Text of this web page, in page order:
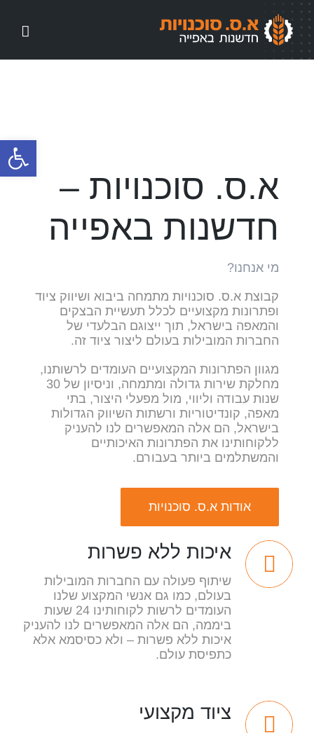
פתח
דלג
לתוכן
א.ס. סוכנויות –
חדשנות באפייה
מי אנחנו?
קבוצת א.ס. סוכנויות מתמחה ביבוא ושיווק ציוד
ופתרונות מקצועיים לכלל תעשיית הבצקים
והמאפה בישראל, תוך ייצוגם הבלעדי של
החברות המובילות בעולם ליצור ציוד זה.
מגוון הפתרונות המקצועיים העומדים לרשותנו,
מחלקת שירות גדולה ומתמחה, וניסיון של 30
שנות עבודה וליווי, מול מפעלי היצור, בתי
מאפה, קונדיטוריות ורשתות השיווק הגדולות
בישראל, הם אלה המאפשרים לנו להעניק
ללקוחותינו את הפתרונות האיכותיים
והמשתלמים ביותר בעבורם.
אודות א.ס. סוכנויות
איכות ללא פשרות
שיתוף פעולה עם החברות המובילות
בעולם, כמו גם אנשי המקצוע שלנו
העומדים לרשות לקוחותינו 24 שעות
ביממה, הם אלה המאפשרים לנו להעניק
איכות ללא פשרות – ולא כסיסמא אלא
כתפיסת עולם.
ציוד מקצועי